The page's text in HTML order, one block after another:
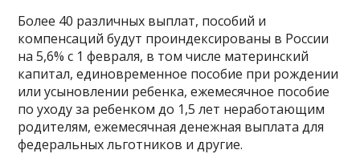
Более 40 различных выплат, пособий и
компенсаций будут проиндексированы в России
на 5,6% с 1 февраля, в том числе материнский
капитал, единовременное пособие при рождении
или усыновлении ребенка, ежемесячное пособие
по уходу за ребенком до 1,5 лет неработающим
родителям, ежемесячная денежная выплата для
федеральных льготников и другие.